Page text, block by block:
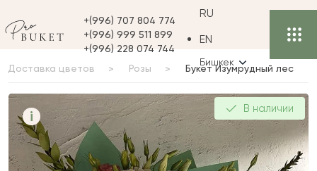
+(996) 707 804 774
+(996) 999 511 899
+(996) 228 074 744
RU
EN
Бишкек
Доставка цветов Розы Букет Изумрудный лес
i
Букет Изумрудный лес В наличии